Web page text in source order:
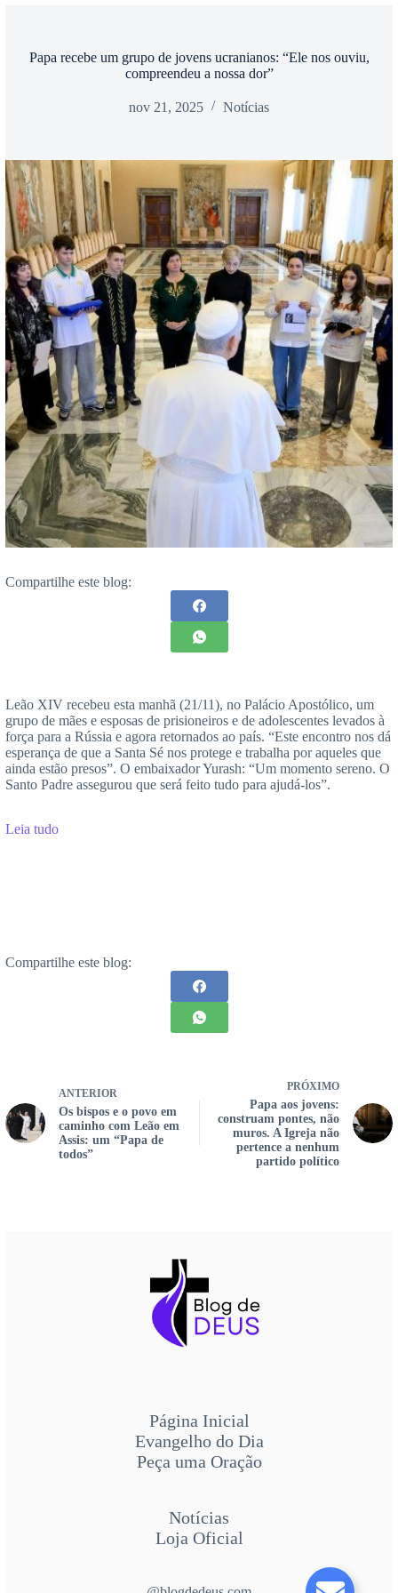
Papa recebe um grupo de jovens ucranianos: “Ele nos ouviu,
compreendeu a nossa dor”
nov 21, 2025 Notícias
Compartilhe este blog:
Leão XIV recebeu esta manhã (21/11), no Palácio Apostólico, um
grupo de mães e esposas de prisioneiros e de adolescentes levados à
força para a Rússia e agora retornados ao país. “Este encontro nos dá
esperança de que a Santa Sé nos protege e trabalha por aqueles que
ainda estão presos”. O embaixador Yurash: “Um momento sereno. O
Santo Padre assegurou que será feito tudo para ajudá-los”.
Leia tudo
Compartilhe este blog:
ANTERIOR
Os bispos e o povo em
caminho com Leão em
Assis: um “Papa de
todos”
PRÓXIMO
Papa aos jovens:
construam pontes, não
muros. A Igreja não
pertence a nenhum
partido político
Página Inicial
Evangelho do Dia
Peça uma Oração
Notícias
Loja Oficial